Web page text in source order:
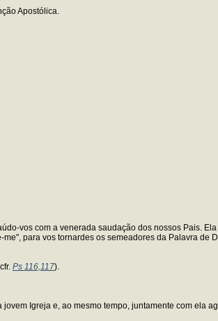
Apostólica.
vos com a venerada saudação dos nossos Pais.
para vos tornardes os semeadores da Palavra de
Ps 116,117).
Igreja e, ao mesmo tempo, juntamente com ela